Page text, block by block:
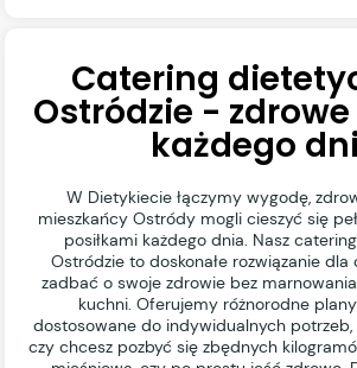
Catering
Ostródzie -
każdego
W Dietykiecie łączymy wygodę,
mieszkańcy Ostródy mogli cieszyć się
posiłkami każdego dnia. Nasz
Ostródzie to doskonałe rozwiązanie dla
zadbać o swoje zdrowie bez
kuchni. Oferujemy różnorodne
dostosowane do indywidualnych potrzeb,
czy chcesz pozbyć się zbędnych